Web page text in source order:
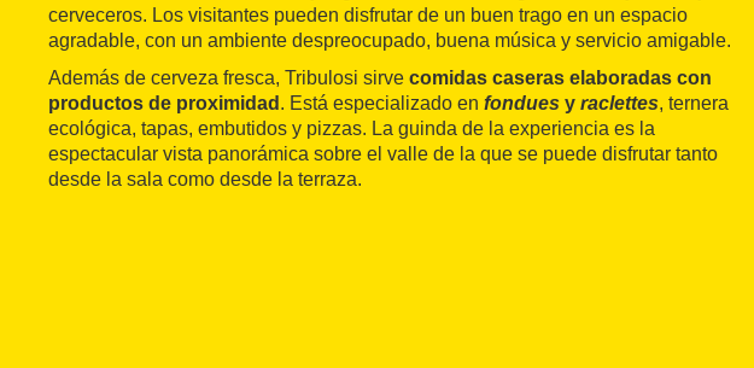
cerveceros. Los visitantes pueden disfrutar de un buen trago en un espacio
agradable, con un ambiente despreocupado, buena música y servicio amigable.
Además de cerveza fresca, Tribulosi sirve comidas caseras elaboradas con
productos de proximidad . Está especializado en fondues y raclettes, ternera
ecológica, tapas, embutidos y pizzas. La guinda de la experiencia es la
espectacular vista panorámica sobre el valle de la que se puede disfrutar tanto
desde la sala como desde la terraza.